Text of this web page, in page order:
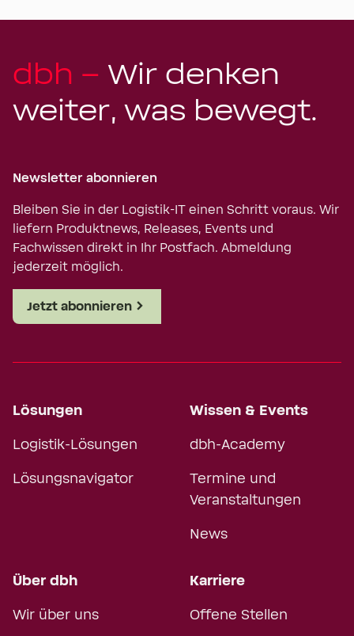
dbh – Wir denken
weiter, was bewegt.
Newsletter abonnieren
Bleiben Sie in der Logistik-IT einen Schritt voraus. Wir
liefern Produktnews, Releases, Events und
Fachwissen direkt in Ihr Postfach. Abmeldung
jederzeit möglich.
Jetzt abonnieren
Lösungen
Logistik-Lösungen
Lösungsnavigator
Wissen & Events
dbh-Academy
Termine und
Veranstaltungen
News
Über dbh
Wir über uns
Karriere
Offene Stellen